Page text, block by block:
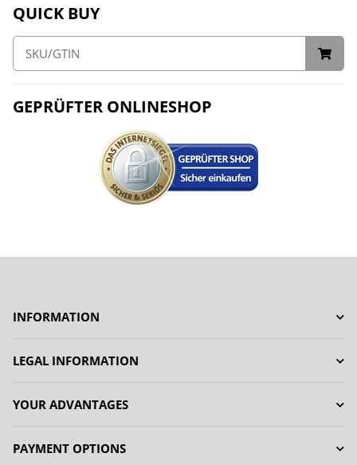
QUICK BUY
GEPRÜFTER ONLINESHOP
INFORMATION
LEGAL INFORMATION
YOUR ADVANTAGES
PAYMENT OPTIONS